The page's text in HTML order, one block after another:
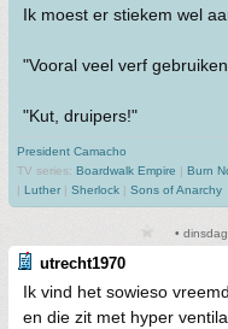
Ik moest er stiekem wel
"Vooral veel verf
"Kut, druipers!"
President Camacho
TV series: Boardwalk Empire | Burn
| Luther | Sherlock | Sons of Anarchy
•
utrecht1970
Ik vind het sowieso
en die zit met hyper